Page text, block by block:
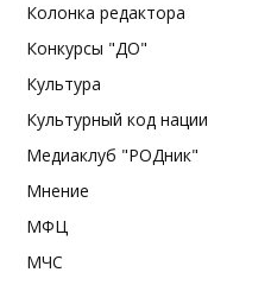
Колонка редактора
Конкурсы "ДО"
Культура
Культурный код нации
Медиаклуб "РОДник"
Мнение
МФЦ
МЧС